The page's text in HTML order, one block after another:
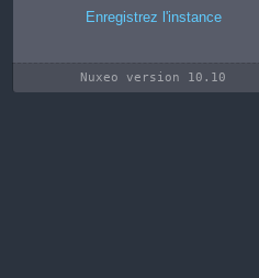
Enregistrez l'instance
Nuxeo version 10.10